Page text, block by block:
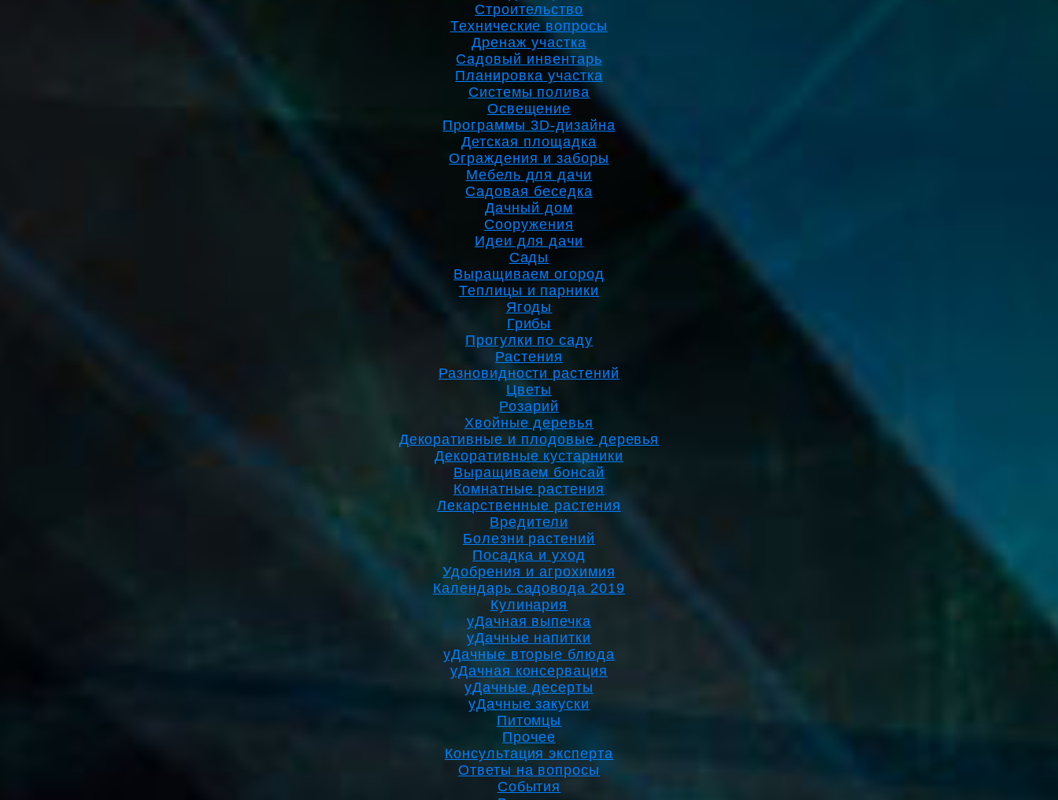
Строительство
Технические вопросы
Дренаж участка
Садовый инвентарь
Планировка участка
Системы полива
Освещение
Программы 3D-дизайна
Детская площадка
Ограждения и заборы
Мебель для дачи
Садовая беседка
Дачный дом
Сооружения
Идеи для дачи
Сады
Выращиваем огород
Теплицы и парники
Ягоды
Грибы
Прогулки по саду
Растения
Разновидности растений
Цветы
Розарий
Хвойные деревья
Декоративные и плодовые деревья
Декоративные кустарники
Выращиваем бонсай
Комнатные растения
Лекарственные растения
Вредители
Болезни растений
Посадка и уход
Удобрения и агрохимия
Календарь садовода 2019
Кулинария
уДачная выпечка
уДачные напитки
уДачные вторые блюда
уДачная консервация
уДачные десерты
уДачные закуски
Питомцы
Прочее
Консультация эксперта
Ответы на вопросы
События